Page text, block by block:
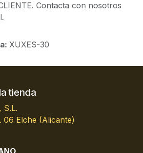
Contacta con nosotros
XUXES-30
tienda
S.L.
06 Elche (Alicante)